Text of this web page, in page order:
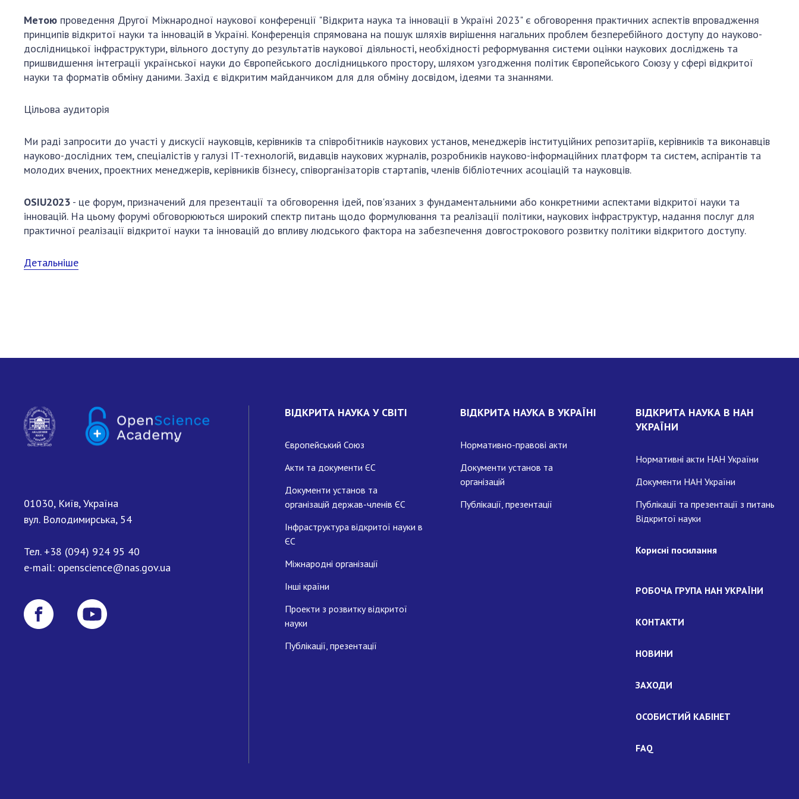
ЗАХОДИ
ОСОБИСТИЙ КАБІНЕТ
FAQ
Метою проведення Другої Міжнародної наукової конференції "Відкрита наука та інновації в Україні 2023" є обговорення практичних аспектів впровадження
принципів відкритої науки та інновацій в Україні. Конференція спрямована на пошук шляхів вирішення нагальних проблем безперебійного доступу до науково-
дослідницької інфраструктури, вільного доступу до результатів наукової діяльності, необхідності реформування системи оцінки наукових досліджень та
пришвидшення інтеграції української науки до Європейського дослідницького простору, шляхом узгодження політик Європейського Союзу у сфері відкритої
науки та форматів обміну даними. Захід є відкритим майданчиком для для обміну досвідом, ідеями та знаннями.
Цільова аудиторія
Ми раді запросити до участі у дискусії науковців, керівників та співробітників наукових установ, менеджерів інституційних репозитаріїв, керівників та виконавців
науково-дослідних тем, спеціалістів у галузі ІТ-технологій, видавців наукових журналів, розробників науково-інформаційних платформ та систем, аспірантів та
молодих вчених, проектних менеджерів, керівників бізнесу, співорганізаторів стартапів, членів бібліотечних асоціацій та науковців.
OSIU2023 - це форум, призначений для презентації та обговорення ідей, пов'язаних з фундаментальними або конкретними аспектами відкритої науки та
інновацій. На цьому форумі обговорюються широкий спектр питань щодо формулювання та реалізації політики, наукових інфраструктур, надання послуг для
практичної реалізації відкритої науки та інновацій до впливу людського фактора на забезпечення довгострокового розвитку політики відкритого доступу.
Детальніше
01030, Київ, Україна
вул. Володимирська, 54
Тел. +38 (094) 924 95 40
e-mail: openscience@nas.gov.ua
ВІДКРИТА НАУКА У СВІТІ
Європейський Союз
Акти та документи ЄС
Документи установ та
організацій держав-членів ЄС
Інфраструктура відкритої науки в
ЄС
Міжнародні організації
Інші країни
Проекти з розвитку відкритої
науки
Публікації, презентації
ВІДКРИТА НАУКА В УКРАЇНІ
Нормативно-правові акти
Документи установ та
організацій
Публікації, презентації
ВІДКРИТА НАУКА В НАН
УКРАЇНИ
Нормативні акти НАН України
Документи НАН України
Публікації та презентації з питань
Відкритої науки
Корисні посилання
РОБОЧА ГРУПА НАН УКРАЇНИ
КОНТАКТИ
НОВИНИ
ЗАХОДИ
ОСОБИСТИЙ КАБІНЕТ
FAQ